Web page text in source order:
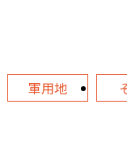
軍用地